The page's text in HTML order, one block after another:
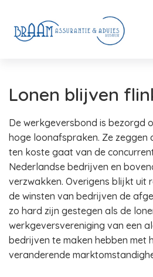
Lonen blijven
De werkgeversbond is bezorgd
hoge loonafspraken. Ze zeggen
ten koste gaat van de
Nederlandse bedrijven en
verzwakken. Overigens blijkt uit
de winsten van bedrijven de
zo hard zijn gestegen als de
werkgeversvereniging van een
bedrijven te maken hebben met
veranderende